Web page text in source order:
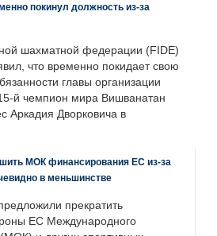
покинул должность из-за
шахматной федерации (FIDE)
что временно покидает свою
главы организации
й чемпион мира Вишванатан
Аркадия Дворковича в
МОК финансирования ЕС из-за
в меньшинстве
прекратить
ЕС Международного